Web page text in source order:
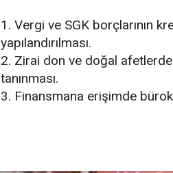
1. Vergi ve SGK borçlarının
yapılandırılması.
2. Zirai don ve doğal
tanınması.
3. Finansmana erişimde